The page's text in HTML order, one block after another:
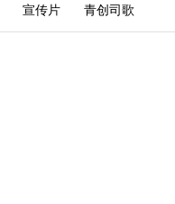
宣传片 青创司歌